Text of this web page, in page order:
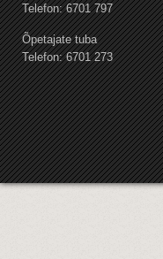
Telefon: 6701 797
Õpetajate tuba
Telefon: 6701 273